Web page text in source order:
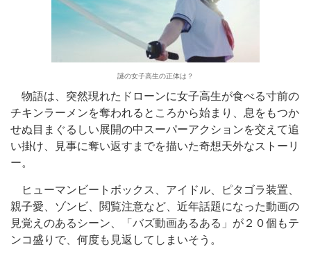
謎の女子高生の正体は？
物語は、突然現れたドローンに女子高生が食べる寸前の
チキンラーメンを奪われるところから始まり、息をもつか
せぬ目まぐるしい展開の中スーパーアクションを交えて追
い掛け、見事に奪い返すまでを描いた奇想天外なストーリ
ー。
ヒューマンビートボックス、アイドル、ピタゴラ装置、
親子愛、ゾンビ、閲覧注意など、近年話題になった動画の
見覚えのあるシーン、「バズ動画あるある」が２０個もテ
ンコ盛りで、何度も見返してしまいそう。